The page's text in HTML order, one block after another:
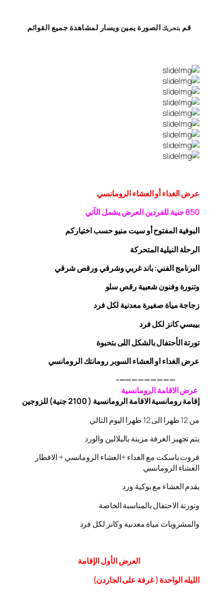
قم بتحريك الصورة يمين ويسار لمشاهدة جميع القوائم
عرض الغداء أو العشاء الرومانسي
850 جنية للفردينالعرض يشمل الآتي
البوفيةالمفتوحأو سيت منيو حسب اختياركم
الرحلةالنيلية المتحركة
البرنامج الفني: باند غربي وشرقيورقصشرقي
وتنورة وفنون شعبيةرقصسلو
زجاجةمياة صغيرة معدنية لكل فرد
بيبسي كانز لكل فرد
تورتة الأحتفال بالشكل اللى بتحبوة
عرض الغداء او العشاء السوبر رومانتك الرومانسي
—————————-
عرض الاقامة الرومانسية
إقامة رومانسية الاقامة الرومانسية ( 2100 جنية) للزوجين
من 12 ظهرا الى 12 ظهرا اليوم التالي
يتم تجهيز الغرفة مزينة بالبلالين والورد
فروت باسكت مع الغداء +العشاء الرومانسي + الافطار
العشاء الرومانسي
يقدم العشاء مع بوكية ورد
وتورتة الاحتفال بالمناسبة الخاصة
والمشروبات مياة معدنية وكانز لكل فرد
العرضالأولالإقامة
الليله الواحدة ( غرفة على الجاردن)